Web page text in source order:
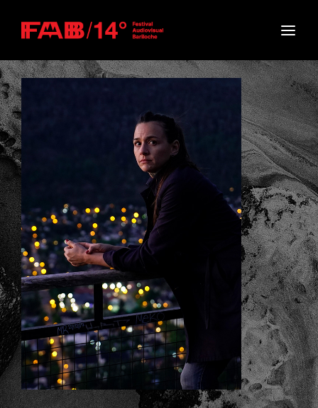
Press Enter / Return to begin your search or hit
ESC to close
Remember Me
Lost Your Password?